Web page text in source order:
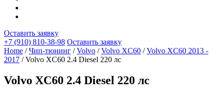
Оставить заявку
+7 (910) 810-38-98 Оставить заявку
Home /Чип-тюнинг /Volvo /Volvo XC60 /Volvo XC60 2013 -
2017 / Volvo XC60 2.4 Diesel 220 лс
Volvo XC60 2.4 Diesel 220 лс